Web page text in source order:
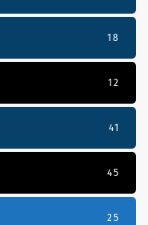
18
12
41
45
25